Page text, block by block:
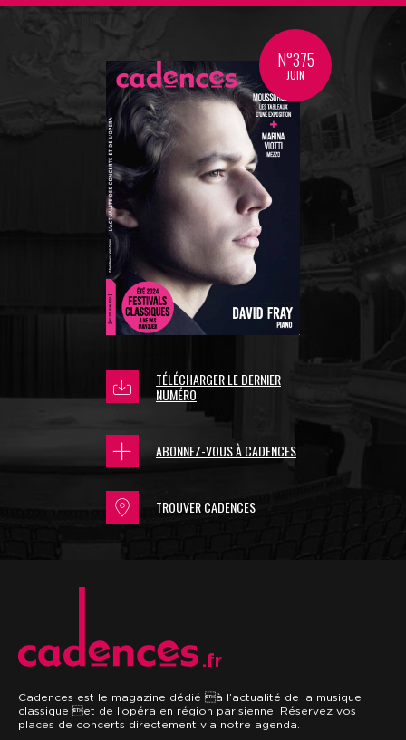
N°375
JUIN
TÉLÉCHARGER LE DERNIER
NUMÉRO
ABONNEZ-VOUS À CADENCES
TROUVER CADENCES
.fr
Cadences est le magazine dédié à l’actualité de la musique
classique et de l’opéra en région parisienne. Réservez vos
places de concerts directement via notre agenda.